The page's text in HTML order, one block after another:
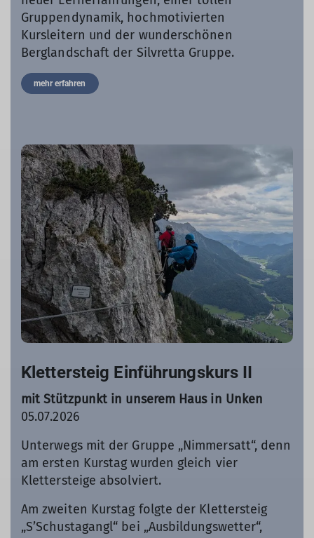
Gruppendynamik, hochmotivierten
Kursleitern und der wunderschönen
Berglandschaft der Silvretta Gruppe.
mehr erfahren
Klettersteig Einführungskurs II
mit Stützpunkt in unserem Haus in Unken
05.07.2026
Unterwegs mit der Gruppe „Nimmersatt“, denn
am ersten Kurstag wurden gleich vier
Klettersteige absolviert.
Am zweiten Kurstag folgte der Klettersteig
„S’Schustagangl“ bei „Ausbildungswetter“,